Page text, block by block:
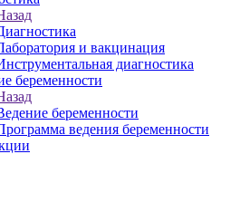
и вакцинация
диагностика
беременности
беременности
ведения беременности